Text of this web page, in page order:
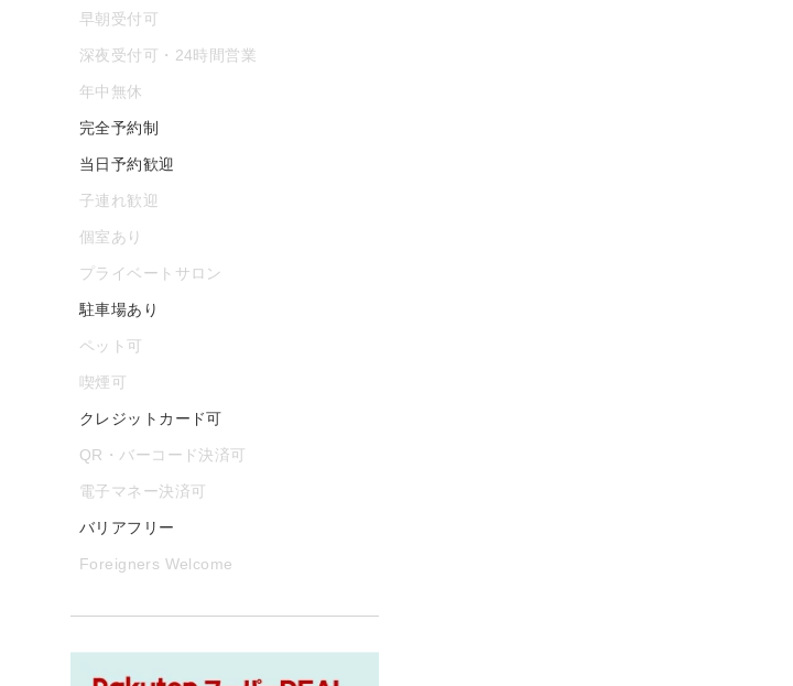
早朝受付可
深夜受付可・24時間営業
年中無休
完全予約制
当日予約歓迎
子連れ歓迎
個室あり
プライベートサロン
駐車場あり
ペット可
喫煙可
クレジットカード可
QR・バーコード決済可
電子マネー決済可
バリアフリー
Foreigners Welcome